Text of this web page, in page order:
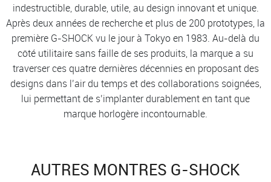
indestructible, durable, utile, au design innovant et unique.
Après deux années de recherche et plus de 200 prototypes, la
première G-SHOCK vu le jour à Tokyo en 1983. Au-delà du
côté utilitaire sans faille de ses produits, la marque a su
traverser ces quatre dernières décennies en proposant des
designs dans l’air du temps et des collaborations soignées,
lui permettant de s’implanter durablement en tant que
marque horlogère incontournable.
AUTRES MONTRES G-SHOCK